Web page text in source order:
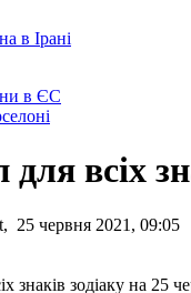
в Ірані
в ЄС
для всіх
25 червня 2021, 09:05